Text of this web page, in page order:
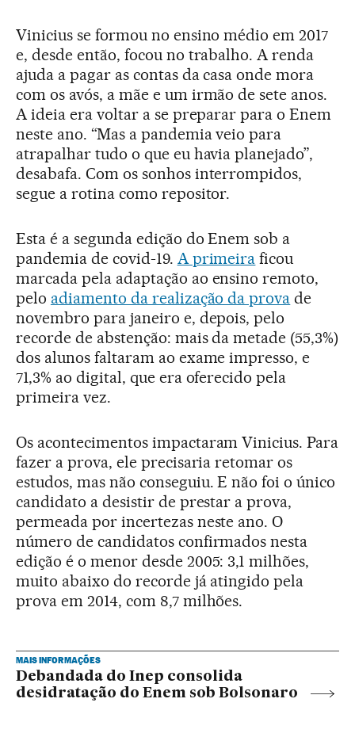
Vinicius se formou no ensino médio em 2017
e, desde então, focou no trabalho. A renda
ajuda a pagar as contas da casa onde mora
com os avós, a mãe e um irmão de sete anos.
A ideia era voltar a se preparar para o Enem
neste ano. “Mas a pandemia veio para
atrapalhar tudo o que eu havia planejado”,
desabafa. Com os sonhos interrompidos,
segue a rotina como repositor.
Esta é a segunda edição do Enem sob a
pandemia de covid-19. A primeira ficou
marcada pela adaptação ao ensino remoto,
pelo adiamento da realização da prova de
novembro para janeiro e, depois, pelo
recorde de abstenção: mais da metade (55,3%)
dos alunos faltaram ao exame impresso, e
71,3% ao digital, que era oferecido pela
primeira vez.
Os acontecimentos impactaram Vinicius. Para
fazer a prova, ele precisaria retomar os
estudos, mas não conseguiu. E não foi o único
candidato a desistir de prestar a prova,
permeada por incertezas neste ano. O
número de candidatos confirmados nesta
edição é o menor desde 2005: 3,1 milhões,
muito abaixo do recorde já atingido pela
prova em 2014, com 8,7 milhões.
MAIS INFORMAÇÕES
Debandada do Inep consolida
desidratação do Enem sob Bolsonaro